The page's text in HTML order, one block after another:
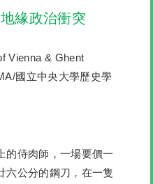
緣政治衝突
Vienna & Ghent
國立中央大學歷史學
的侍肉師，一場要價一
六公分的鋼刀，在一隻